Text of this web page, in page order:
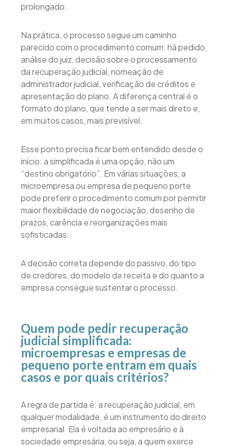
prolongado.
Na prática, o processo segue um caminho
parecido com o procedimento comum: há pedido,
análise do juiz, decisão sobre o processamento
da recuperação judicial, nomeação de
administrador judicial, verificação de créditos e
apresentação do plano. A diferença central é o
formato do plano, que tende a ser mais direto e,
em muitos casos, mais previsível.
Esse ponto precisa ficar bem entendido desde o
início: a simplificada é uma opção, não um
“destino obrigatório”. Em várias situações, a
microempresa ou empresa de pequeno porte
pode preferir o procedimento comum por permitir
maior flexibilidade de negociação, desenho de
prazos, carência e reorganizações mais
sofisticadas.
A decisão correta depende do passivo, do tipo
de credores, do modelo de receita e do quanto a
empresa consegue sustentar o processo.
Quem pode pedir recuperação
judicial simplificada:
microempresas e empresas de
pequeno porte entram em quais
casos e por quais critérios?
A regra de partida é: a recuperação judicial, em
qualquer modalidade, é um instrumento do direito
empresarial. Ela é voltada ao empresário e à
sociedade empresária, ou seja, a quem exerce